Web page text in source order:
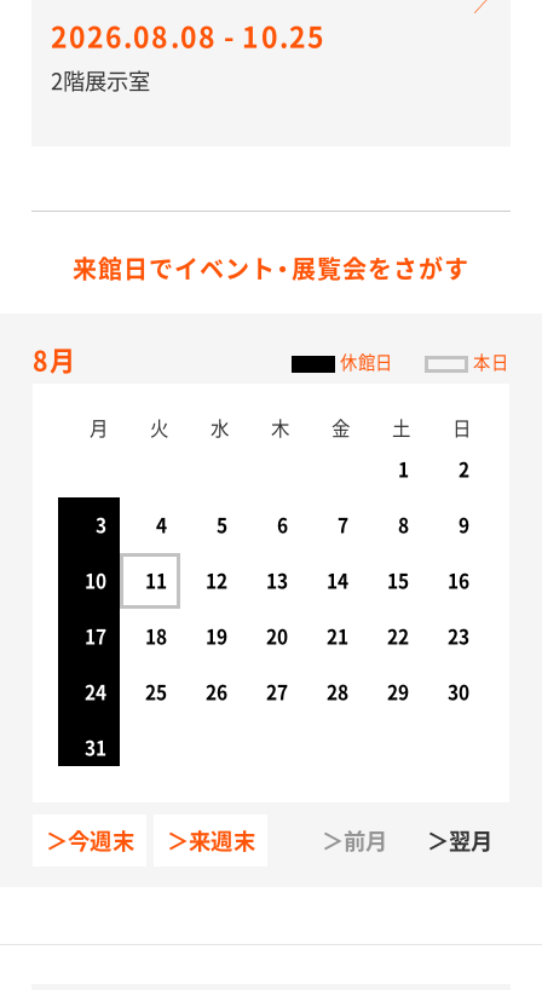
2026.08.08 - 10.25
2階展示室
来館日でイベント・展覧会をさがす
8月 休館日 本日
月 火 水 木 金 土 日
1 2
3 4 5 6 7 8 9
10 11 12 13 14 15 16
17 18 19 20 21 22 23
24 25 26 27 28 29 30
31
＞今週末 ＞来週末 ＞前月 ＞翌月